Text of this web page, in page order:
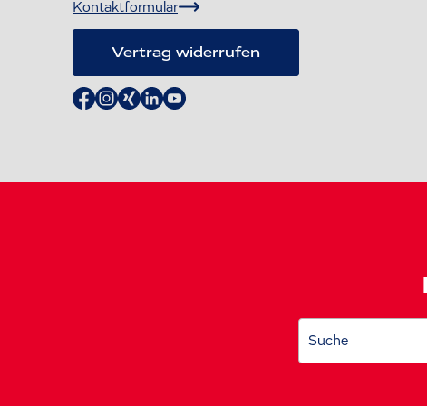
Kontaktformular
Vertrag widerrufen
Suche